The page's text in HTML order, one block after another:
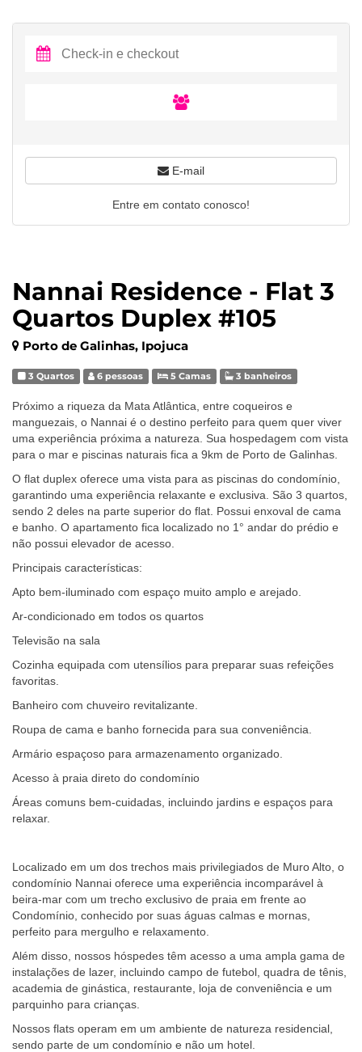
Nannai Residence - Flat 3
Quartos Duplex #105
Porto de Galinhas, Ipojuca
3 Quartos 6 pessoas 5 Camas 3 banheiros
Próximo a riqueza da Mata Atlântica, entre coqueiros e
manguezais, o Nannai é o destino perfeito para quem quer viver
uma experiência próxima a natureza. Sua hospedagem com vista
para o mar e piscinas naturais fica a 9km de Porto de Galinhas.
O flat duplex oferece uma vista para as piscinas do condomínio,
garantindo uma experiência relaxante e exclusiva. São 3 quartos,
sendo 2 deles na parte superior do flat. Possui enxoval de cama
e banho. O apartamento fica localizado no 1° andar do prédio e
não possui elevador de acesso.
Principais características:
Apto bem-iluminado com espaço muito amplo e arejado.
Ar-condicionado em todos os quartos
Televisão na sala
Cozinha equipada com utensílios para preparar suas refeições
favoritas.
Banheiro com chuveiro revitalizante.
Roupa de cama e banho fornecida para sua conveniência.
Armário espaçoso para armazenamento organizado.
Acesso à praia direto do condomínio
Áreas comuns bem-cuidadas, incluindo jardins e espaços para
relaxar.
Localizado em um dos trechos mais privilegiados de Muro Alto, o
condomínio Nannai oferece uma experiência incomparável à
beira-mar com um trecho exclusivo de praia em frente ao
Condomínio, conhecido por suas águas calmas e mornas,
perfeito para mergulho e relaxamento.
Além disso, nossos hóspedes têm acesso a uma ampla gama de
instalações de lazer, incluindo campo de futebol, quadra de tênis,
academia de ginástica, restaurante, loja de conveniência e um
parquinho para crianças.
Nossos flats operam em um ambiente de natureza residencial,
sendo parte de um condomínio e não um hotel.
E-mail
Entre em contato conosco!